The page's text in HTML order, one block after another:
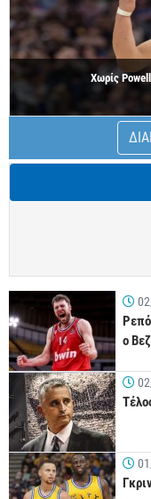
Χωρίς
ο